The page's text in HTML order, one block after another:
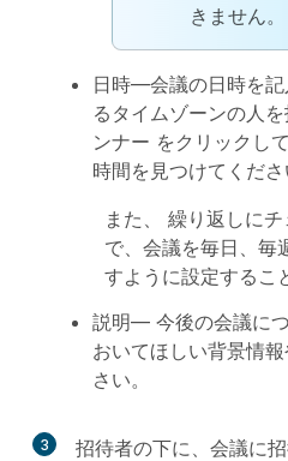
きません。
日時—会議の日時を記
るタイムゾーンの人
ンナー をクリックし
時間を見つけてくださ
また、 繰り返しに
で、会議を毎日、毎
すように設定するこ
説明— 今後の会議に
おいてほしい背景情
さい。
3 招待者の下に、会議に